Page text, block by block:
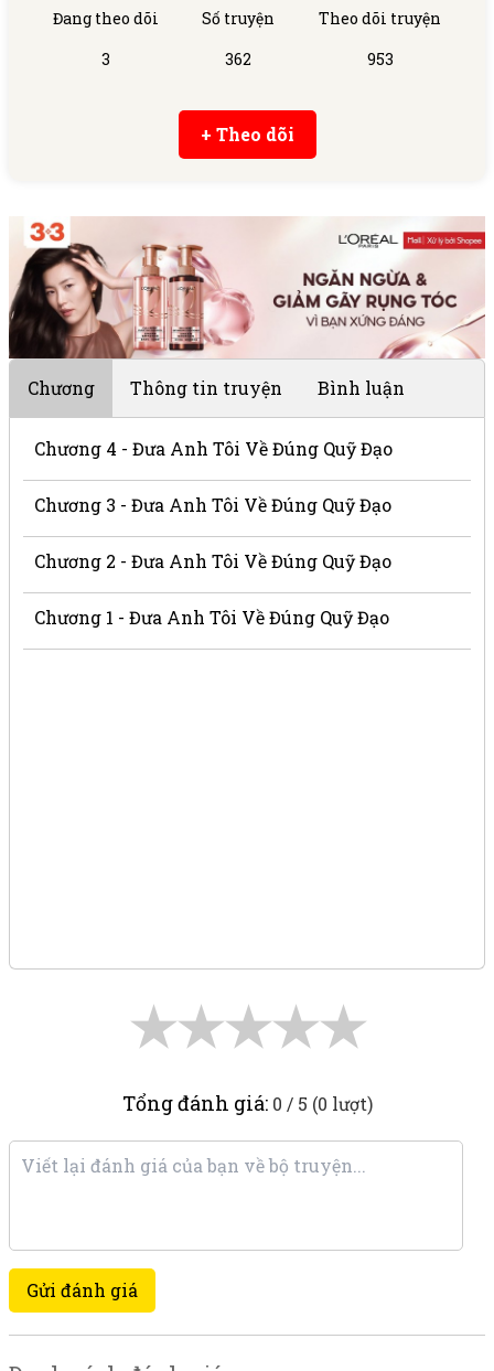
Đang theo dõi
3
Số truyện
362
Theo dõi truyện
953
+ Theo dõi
Chương Thông tin truyện Bình luận
Chương 4 - Đưa Anh Tôi Về Đúng Quỹ Đạo
Chương 3 - Đưa Anh Tôi Về Đúng Quỹ Đạo
Chương 2 - Đưa Anh Tôi Về Đúng Quỹ Đạo
Chương 1 - Đưa Anh Tôi Về Đúng Quỹ Đạo
★
★
★
★
★
Tổng đánh giá: 0 / 5 (0 lượt)
Gửi đánh giá